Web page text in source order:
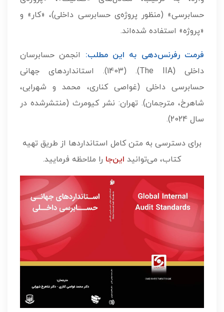
حسابرسی» (منظور پروژه‌ی حسابرسی داخلی)، «کار» و
«پروژه» استفاده شده‌اند.
فرمت رفرنس‌دهی به این مطلب: انجمن حسابرسان
داخلی (The IIA). (1403). استانداردهای جهانی
حسابرسی داخلی (غواصی کناری، محمد و شهرابی،
شاهرخ، مترجمان). تهران: نشر کیومرث (منتشرشده در
سال 2024).
برای دسترسی به متن کامل استانداردها از طریق تهیه
کتاب، می‌توانید این‌جا را ملاحظه فرمایید.